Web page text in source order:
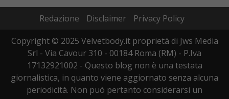
Redazione Disclaimer
Privacy Policy
Copyright © 2025 Velvetbody.it proprietà di Jws Media
Srl - Via Cavour 310 - 00184 Roma (RM) - P.Iva
17132921002 - Questo blog non è una testata
giornalistica, in quanto viene aggiornato senza alcuna
periodicità. Non può pertanto considerarsi un